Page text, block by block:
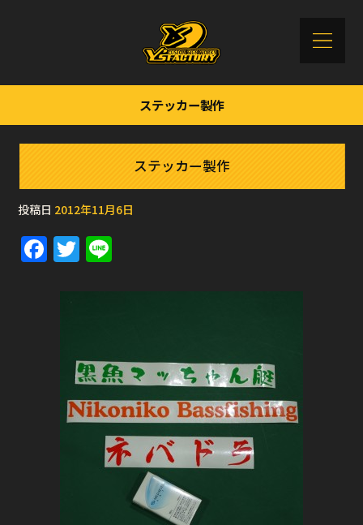
ステッカー製作
ステッカー製作
投稿日 2012年11月6日
F
a
c
T
w
it
r